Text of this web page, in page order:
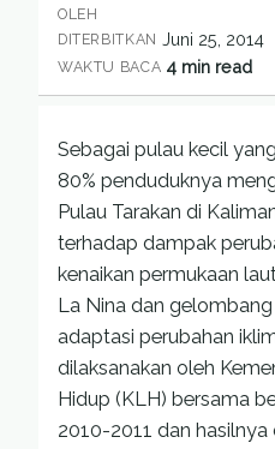
OLEH
DITERBITKAN Juni 25, 2014
WAKTU BACA 4 min read
Sebagai pulau kecil
80% penduduknya
Pulau Tarakan di
terhadap dampak
kenaikan permukaan
La Nina dan
adaptasi perubahan
dilaksanakan oleh
Hidup (KLH) bersama
2010-2011 dan